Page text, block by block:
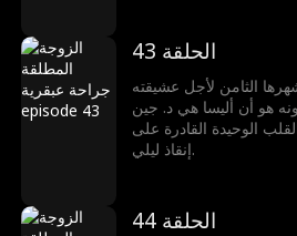
الحلقة 43
الثامن لأجل عشيقته
هو أن أليسا هي د. جين
الوحيدة القادرة على
إنقاذ ليلي.
الحلقة 44